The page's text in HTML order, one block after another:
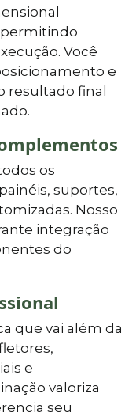
permitindo
Você
e
resultado final
os
suportes,
Nosso
integração
do
que vai além da
e
valoriza
seu